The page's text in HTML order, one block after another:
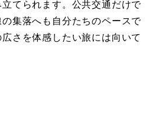
てられます。公共交通だけで
集落へも自分たちのペースで
さを体感したい旅には向いて